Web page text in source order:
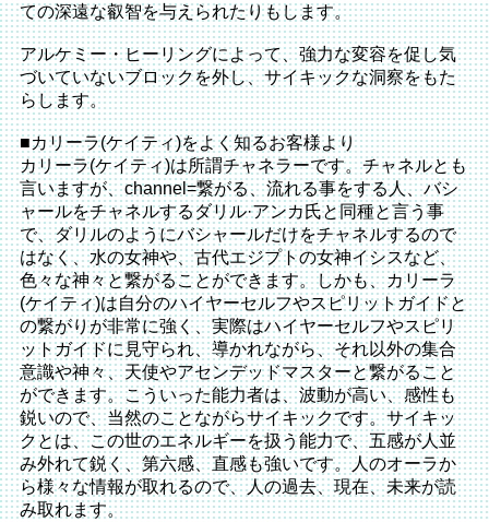
ての深遠な叡智を与えられたりもします。
アルケミー・ヒーリングによって、強力な変容を促し気
づいていないブロックを外し、サイキックな洞察をもた
らします。
■カリーラ(ケイティ)をよく知るお客様より
カリーラ(ケイティ)は所謂チャネラーです。チャネルとも
言いますが、channel=繋がる、流れる事をする人、バシ
ャールをチャネルするダリル·アンカ氏と同種と言う事
で、ダリルのようにバシャールだけをチャネルするので
はなく、水の女神や、古代エジプトの女神イシスなど、
色々な神々と繋がることができます。しかも、カリーラ
(ケイティ)は自分のハイヤーセルフやスピリットガイドと
の繋がりが非常に強く、実際はハイヤーセルフやスピリ
ットガイドに見守られ、導かれながら、それ以外の集合
意識や神々、天使やアセンデッドマスターと繋がること
ができます。こういった能力者は、波動が高い、感性も
鋭いので、当然のことながらサイキックです。サイキッ
クとは、この世のエネルギーを扱う能力で、五感が人並
み外れて鋭く、第六感、直感も強いです。人のオーラか
ら様々な情報が取れるので、人の過去、現在、未来が読
み取れます。